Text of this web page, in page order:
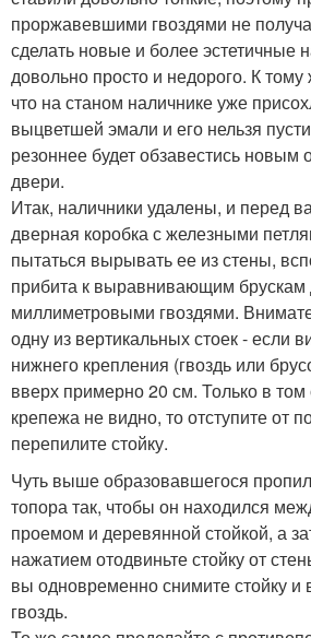
проржавевшими гвоздями не
сделать новые и более эстетичные
довольно просто и недорого. К
что на станом наличнике уже
выцветшей эмали и его нельзя
резоннее будет обзавестись
двери.
Итак, наличники удалены, и перед
дверная коробка с железными
пытаться вырывать ее из стены,
прибита к выравнивающим
миллиметровыми гвоздями.
одну из вертикальных стоек - если
нижнего крепления (гвоздь или
вверх примерно 20 см. Только в том
крепежа не видно, то отступите от
перепилите стойку.
Чуть выше образовавшегося
топора так, чтобы он находился
проемом и деревянной стойкой, а
нажатием отодвиньте стойку от
вы одновременно снимите стойку и
гвоздь.